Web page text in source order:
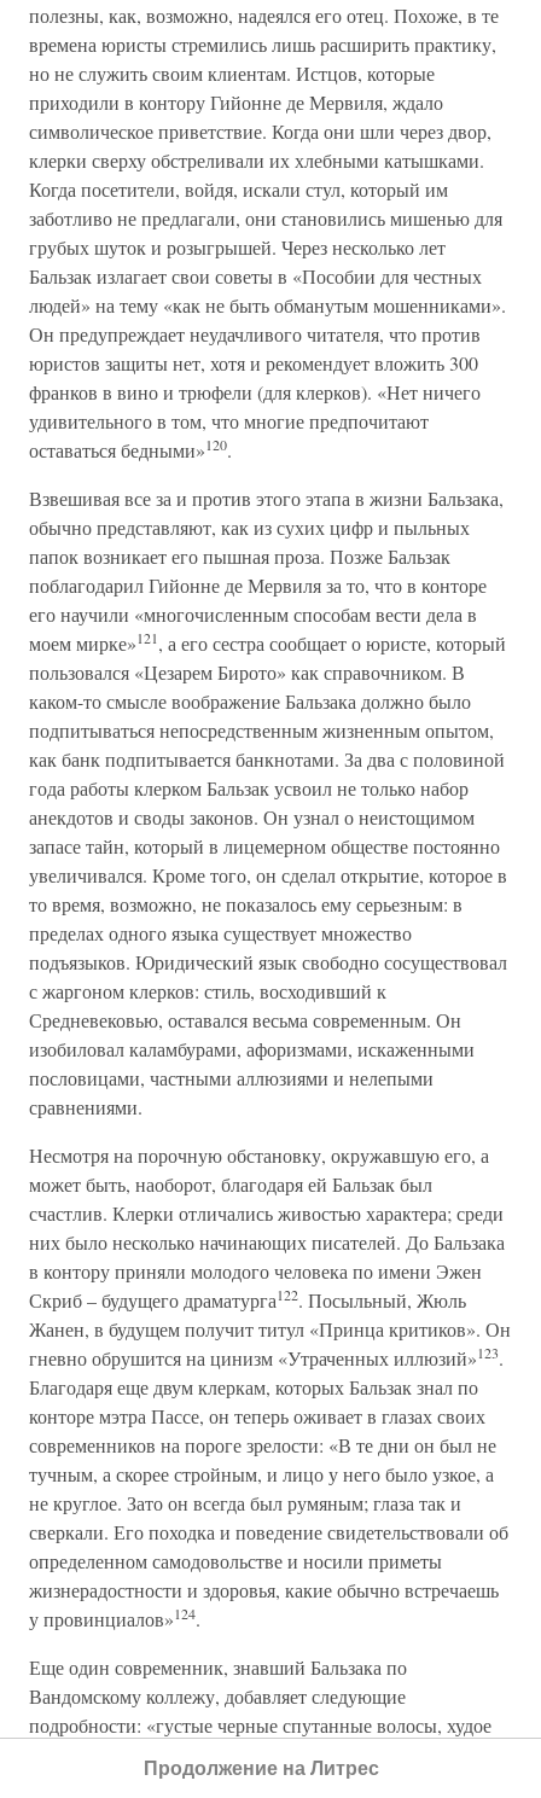
полезны, как, возможно, надеялся его отец. Похоже, в те
времена юристы стремились лишь расширить практику,
но не служить своим клиентам. Истцов, которые
приходили в контору Гийонне де Мервиля, ждало
символическое приветствие. Когда они шли через двор,
клерки сверху обстреливали их хлебными катышками.
Когда посетители, войдя, искали стул, который им
заботливо не предлагали, они становились мишенью для
грубых шуток и розыгрышей. Через несколько лет
Бальзак излагает свои советы в «Пособии для честных
людей» на тему «как не быть обманутым мошенниками».
Он предупреждает неудачливого читателя, что против
юристов защиты нет, хотя и рекомендует вложить 300
франков в вино и трюфели (для клерков). «Нет ничего
удивительного в том, что многие предпочитают
оставаться бедными»120.
Взвешивая все за и против этого этапа в жизни Бальзака,
обычно представляют, как из сухих цифр и пыльных
папок возникает его пышная проза. Позже Бальзак
поблагодарил Гийонне де Мервиля за то, что в конторе
его научили «многочисленным способам вести дела в
моем мирке»121, а его сестра сообщает о юристе, который
пользовался «Цезарем Бирото» как справочником. В
каком-то смысле воображение Бальзака должно было
подпитываться непосредственным жизненным опытом,
как банк подпитывается банкнотами. За два с половиной
года работы клерком Бальзак усвоил не только набор
анекдотов и своды законов. Он узнал о неистощимом
запасе тайн, который в лицемерном обществе постоянно
увеличивался. Кроме того, он сделал открытие, которое в
то время, возможно, не показалось ему серьезным: в
пределах одного языка существует множество
подъязыков. Юридический язык свободно сосуществовал
с жаргоном клерков: стиль, восходивший к
Средневековью, оставался весьма современным. Он
изобиловал каламбурами, афоризмами, искаженными
пословицами, частными аллюзиями и нелепыми
сравнениями.
Несмотря на порочную обстановку, окружавшую его, а
может быть, наоборот, благодаря ей Бальзак был
счастлив. Клерки отличались живостью характера; среди
них было несколько начинающих писателей. До Бальзака
в контору приняли молодого человека по имени Эжен
Скриб – будущего драматурга122. Посыльный, Жюль
Жанен, в будущем получит титул «Принца критиков». Он
гневно обрушится на цинизм «Утраченных иллюзий»123.
Благодаря еще двум клеркам, которых Бальзак знал по
конторе мэтра Пассе, он теперь оживает в глазах своих
современников на пороге зрелости: «В те дни он был не
тучным, а скорее стройным, и лицо у него было узкое, а
не круглое. Зато он всегда был румяным; глаза так и
сверкали. Его походка и поведение свидетельствовали об
определенном самодовольстве и носили приметы
жизнерадостности и здоровья, какие обычно встречаешь
у провинциалов»124.
Еще один современник, знавший Бальзака по
Вандомскому коллежу, добавляет следующие
подробности: «густые черные спутанные волосы, худое
никоим образом не был дамским угодником»
Продолжение на Литрес